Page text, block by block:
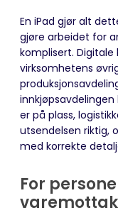
En iPad gjør alt
gjøre arbeidet for
komplisert.
virksomhetens
er på plass,
utsendelsen riktig,
med korrekte
For
varemottak